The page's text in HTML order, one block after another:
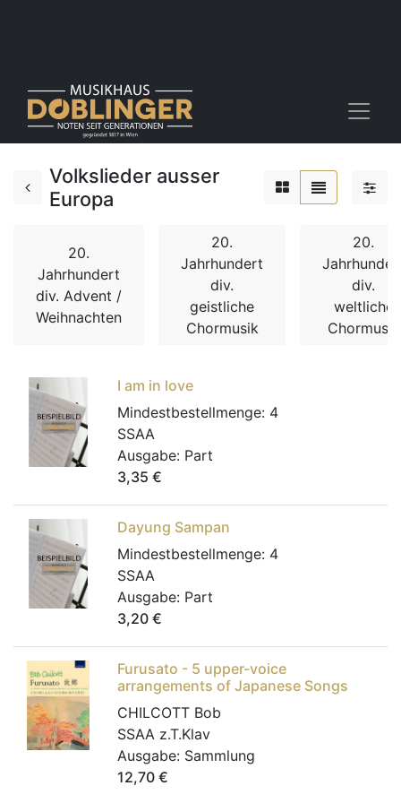
Volkslieder ausser
Europa
20.
Jahrhundert
div. Advent /
Weihnachten
20.
Jahrhundert
div.
geistliche
Chormusik
20.
div.
weltliche
Chormusik
I am in love
Mindestbestellmenge: 4
SSAA
Ausgabe: Part
3,35 €
Dayung Sampan
Mindestbestellmenge: 4
SSAA
Ausgabe: Part
3,20 €
Furusato - 5 upper-voice
arrangements of Japanese Songs
CHILCOTT Bob
SSAA z.T.Klav
Ausgabe: Sammlung
12,70 €